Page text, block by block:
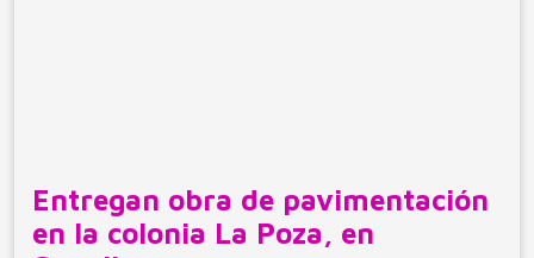
Entregan obra de pavimentación
en la colonia La Poza, en